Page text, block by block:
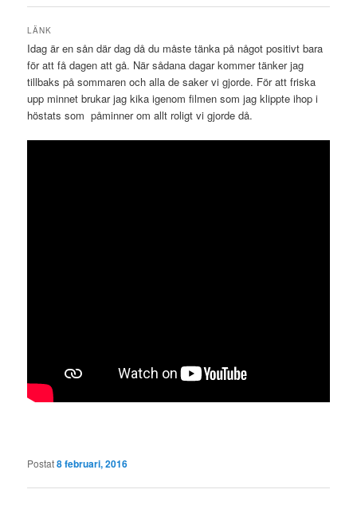
LÄNK
Idag är en sån där dag då du måste tänka på något positivt bara
för att få dagen att gå. När sådana dagar kommer tänker jag
tillbaks på sommaren och alla de saker vi gjorde. För att friska
upp minnet brukar jag kika igenom filmen som jag klippte ihop i
höstats som påminner om allt roligt vi gjorde då.
Postat8 februari, 2016